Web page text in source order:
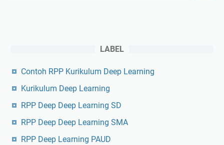
LABEL
Contoh RPP Kurikulum Deep Learning
Kurikulum Deep Learning
RPP Deep Deep Learning SD
RPP Deep Deep Learning SMA
RPP Deep Learning PAUD